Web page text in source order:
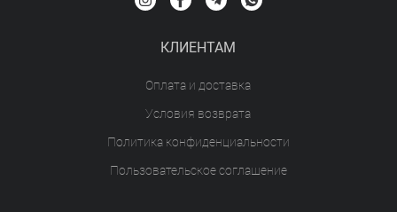
КЛИЕНТАМ
Оплата и доставка
Условия возврата
Политика конфиденциальности
Пользовательское соглашение